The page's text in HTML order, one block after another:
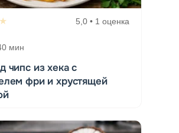
5,0 • 1 оценка
мин
чипс из хека с
фри и хрустящей